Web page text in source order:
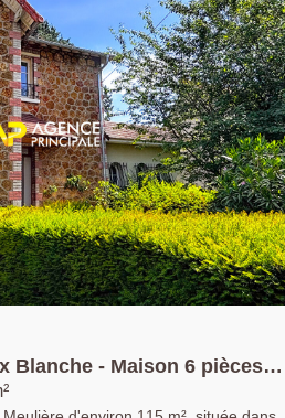
sol, parfaits pour une suite
bureau. La maison
sol partiel avec cave, pratique pour le
15,02 m² équipée d'une salle d'eau
possibilités (studio, espace
atelier...). Une terrasse et un jardin
Une maison aux
fonctionnalité et espaces
nous
!
Blanche - Maison 6 pièces